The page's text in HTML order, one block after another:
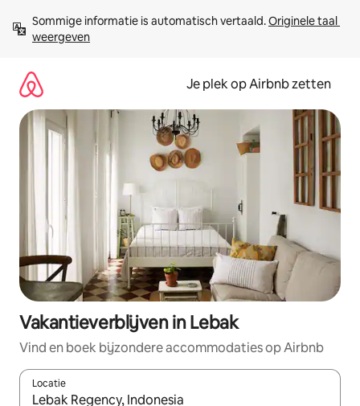
direct
naar
Sommige informatie is automatisch vertaald. Originele taal
weergeven
Je plek op Airbnb zetten
Vakantieverblijven in Lebak
Vind en boek bijzondere accommodaties op Airbnb
Locatie
Wanneer er resultaten beschikbaar zijn, maak je een keuze